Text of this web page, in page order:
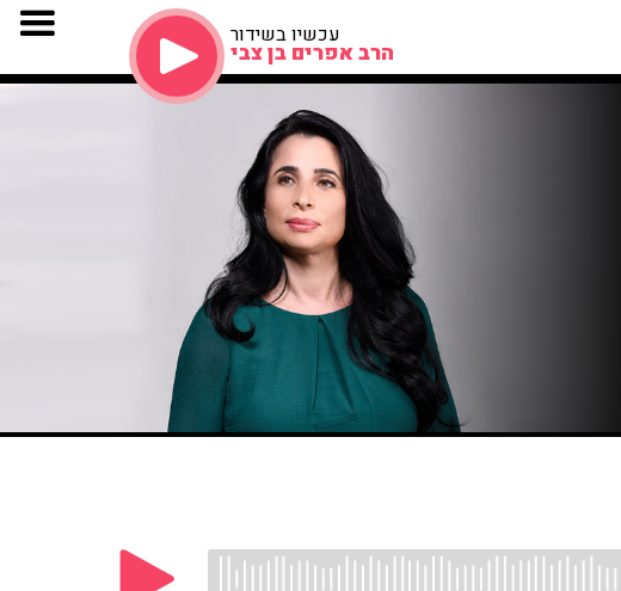
עכשיו בשידור
הרב אפרים בן צבי